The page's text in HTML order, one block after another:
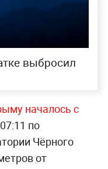
выбросил
началось с
по
Чёрного
от